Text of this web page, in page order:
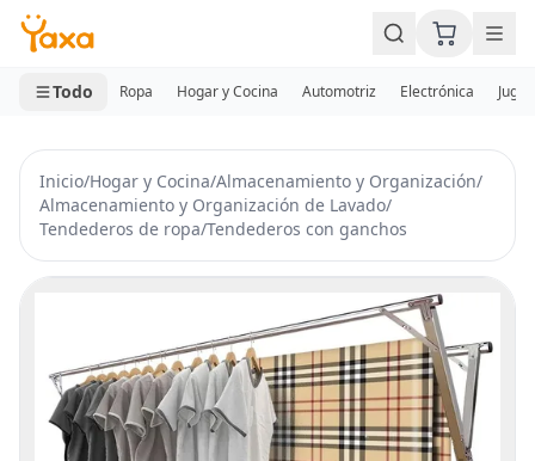
MINI CARRITO
0 productos
Todo Ropa Hogar y Cocina Automotriz Electrónica
Inicio/Hogar y Cocina/Almacenamiento y Organización/
Almacenamiento y Organización de Lavado/
Tendederos de ropa/Tendederos con ganchos